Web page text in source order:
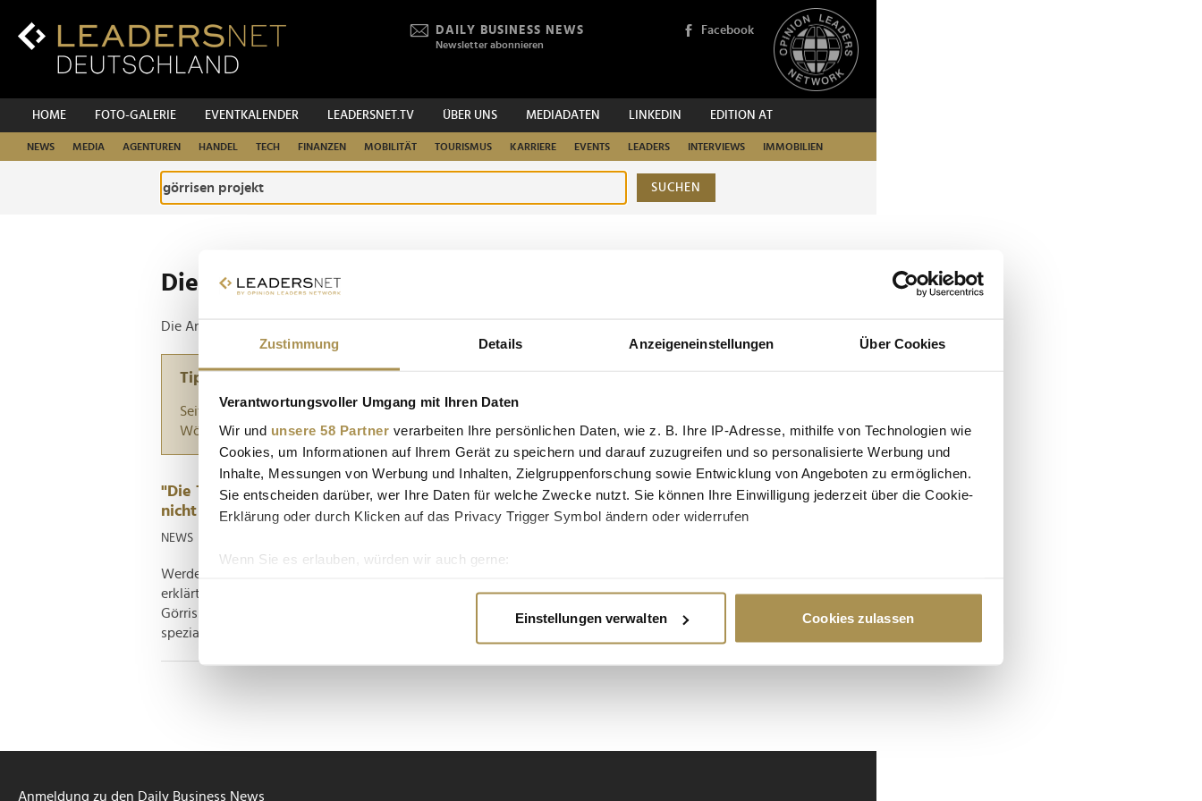
Zustimmung Details Anzeigeneinstellungen Über Cookies
Verantwortungsvoller Umgang mit Ihren Daten
Wir und unsere 58 Partner verarbeiten Ihre persönlichen Daten, wie z. B. Ihre IP-Adresse, mithilfe von Technologien wie
Cookies, um Informationen auf Ihrem Gerät zu speichern und darauf zuzugreifen und so personalisierte Werbung und
Inhalte, Messungen von Werbung und Inhalten, Zielgruppenforschung sowie Entwicklung von Angeboten zu ermöglichen.
Sie entscheiden darüber, wer Ihre Daten für welche Zwecke nutzt. Sie können Ihre Einwilligung jederzeit über die Cookie-
Erklärung oder durch Klicken auf das Privacy Trigger Symbol ändern oder widerrufen
Wenn Sie es erlauben, würden wir auch gerne:
Erfahren Sie mehr darüber, wie Ihre persönlichen Daten verarbeitet werden, und legen Sie Ihre Präferenzen im
Einstellungen verwalten Cookies zulassen
Inhalt
DAILY BUSINESS NEWS
Newsletter abonnieren
Facebook
HOME FOTO-GALERIE EVENTKALENDER LEADERSNET.TV ÜBER UNS MEDIADATEN LINKEDIN EDITION AT
NEWS MEDIA AGENTUREN HANDEL TECH FINANZEN MOBILITÄT TOURISMUS KARRIERE EVENTS LEADERS INTERVIEWS IMMOBILIEN
SUCHEN
Die ganze Website durchsuchen
Die Anfrage ergab 1 Treffer.
Tipp
Seiten suchen, die genau diese Wortgruppe enthalten: Setzen Sie die gesuchten
Wörter zwischen Anführungszeichen: zb "Vorname Nachname".
"Die Technologie ist vorhanden, aber die Politik und Bürokratie sind noch
nicht so weit"
NEWS
Werden Stromrationierungen bald zur Realität? Görrisen-Projekt-CEO Gordon Görrissen
erklärt im Interview, wie Hausbesitzer zu Selbstversorgern werden können. Gordon
Görrissen blickt auf eine langjährige Karriere in der Energie-Branche zurück und
spezialisierte sich frühzeitig auf erneuerbare...
Anmeldung zu den Daily Business News